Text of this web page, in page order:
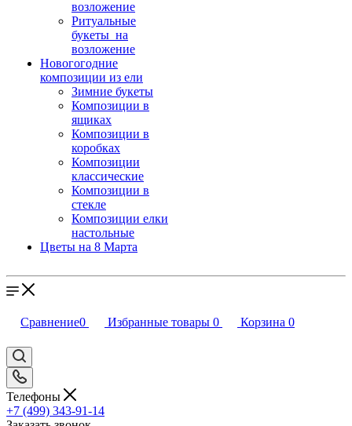
возложение
Ритуальные
букеты на
возложение
Новогогодние
композиции из ели
Зимние букеты
Композиции в
ящиках
Композиции в
коробках
Композиции
классические
Композиции в
стекле
Композиции елки
настольные
Цветы на 8 Марта
Сравнение0 Избранные товары 0 Корзина 0
Телефоны
+7 (499) 343-91-14